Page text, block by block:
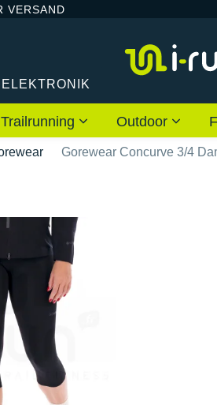
VERSAND
ELEKTRONIK
Trailrunning Outdoor
Gorewear Concurve 3/4